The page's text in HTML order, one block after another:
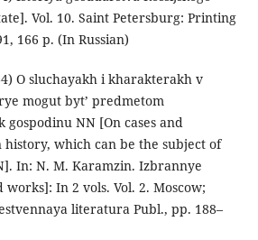
Vol. 10. Saint Petersburg: Printing
166 p. (In Russian)
O sluchayakh i kharakterakh v
mogut byt’ predmetom
gospodinu NN [On cases and
history, which can be the subject of
In: N. M. Karamzin. Izbrannye
works]: In 2 vols. Vol. 2. Moscow;
literatura Publ., pp. 188–